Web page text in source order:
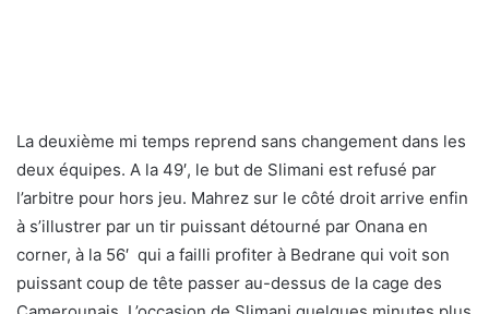
La deuxième mi temps reprend sans changement dans les
deux équipes. A la 49′, le but de Slimani est refusé par
l’arbitre pour hors jeu. Mahrez sur le côté droit arrive enfin
à s’illustrer par un tir puissant détourné par Onana en
corner, à la 56′ qui a failli profiter à Bedrane qui voit son
puissant coup de tête passer au-dessus de la cage des